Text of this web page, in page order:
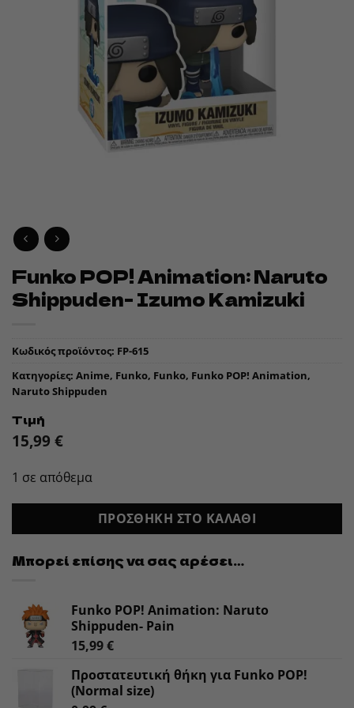
Funko POP! Animation: Naruto
Shippuden- Izumo Kamizuki
Κωδικός προϊόντος: FP-615
Κατηγορίες: Anime, Funko, Funko, Funko POP! Animation,
Naruto Shippuden
Τιμή
15,99 €
1 σε απόθεμα
ΠΡΟΣΘΉΚΗ ΣΤΟ ΚΑΛΆΘΙ
Μπορεί επίσης να σας αρέσει…
Funko POP! Animation: Naruto
Shippuden- Pain
15,99€
Προστατευτική θήκη για Funko POP!
(Normal size)